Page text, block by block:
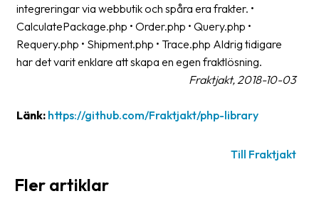
Jobb
karriär
Kontakta
Allmänna
integreringar via webbutik och spåra era frakter. •
CalculatePackage.php • Order.php • Query.php •
Requery.php • Shipment.php • Trace.php Aldrig tidigare
har det varit enklare att skapa en egen fraktlösning.
Fraktjakt, 2018-10-03
Länk: https://github.com/Fraktjakt/php-library
Till Fraktjakt
Fler artiklar